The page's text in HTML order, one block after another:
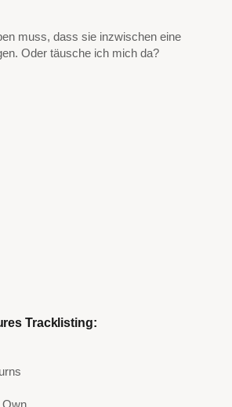
muss, dass sie inzwischen eine
Oder täusche ich mich da?
Tracklisting: